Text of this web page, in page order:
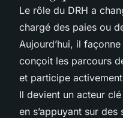
Le rôle du DRH a
chargé des paies ou
Aujourd’hui, il
conçoit les parcours
et participe
Il devient un acteur
en s’appuyant sur des